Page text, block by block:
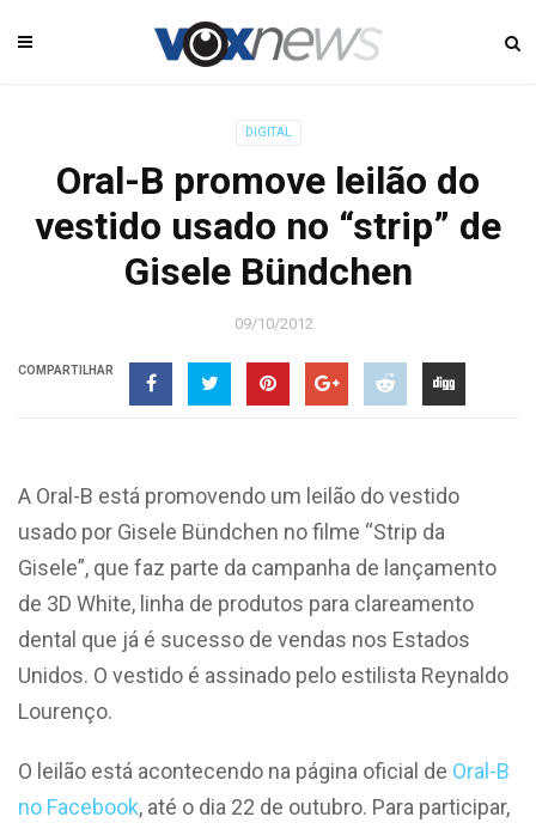
DIGITAL
Oral-B promove leilão do
vestido usado no “strip” de
Gisele Bündchen
09/10/2012
COMPARTILHAR
A Oral-B está promovendo um leilão do vestido
usado por Gisele Bündchen no filme “Strip da
Gisele”, que faz parte da campanha de lançamento
de 3D White, linha de produtos para clareamento
dental que já é sucesso de vendas nos Estados
Unidos. O vestido é assinado pelo estilista Reynaldo
Lourenço.
O leilão está acontecendo na página oficial de Oral-B
no Facebook, até o dia 22 de outubro. Para participar,